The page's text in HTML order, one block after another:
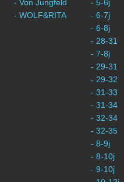
- Von Jungfeld
- WOLF&RITA
- 5-6j
- 6-7j
- 6-8j
- 28-31
- 7-8j
- 29-31
- 29-32
- 31-33
- 31-34
- 32-34
- 32-35
- 8-9j
- 8-10j
- 9-10j